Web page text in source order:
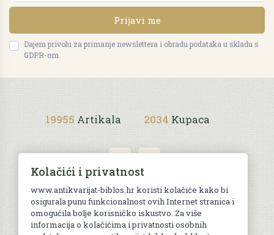
Prijavi me
Dajem privolu za primanje newslettera i obradu podataka u skladu s
GDPR-om.
19955 Artikala 2034 Kupaca
Uvjeti kupnje
Kolačići i privatnost
www.antikvarijat-biblos.hr koristi kolačiće kako bi
osigurala punu funkcionalnost ovih Internet stranica i
omogućila bolje korisničko iskustvo. Za više
informacija o kolačićima i privatnosti osobnih